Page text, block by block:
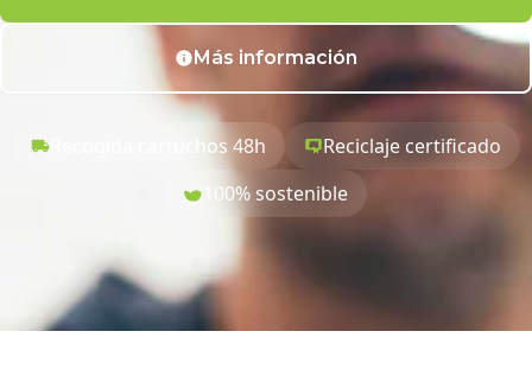
Más información
Recogida cartuchos 48h
Reciclaje certificado
100% sostenible